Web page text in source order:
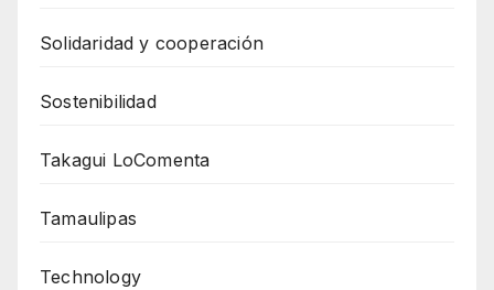
Solidaridad y cooperación
Sostenibilidad
Takagui LoComenta
Tamaulipas
Technology